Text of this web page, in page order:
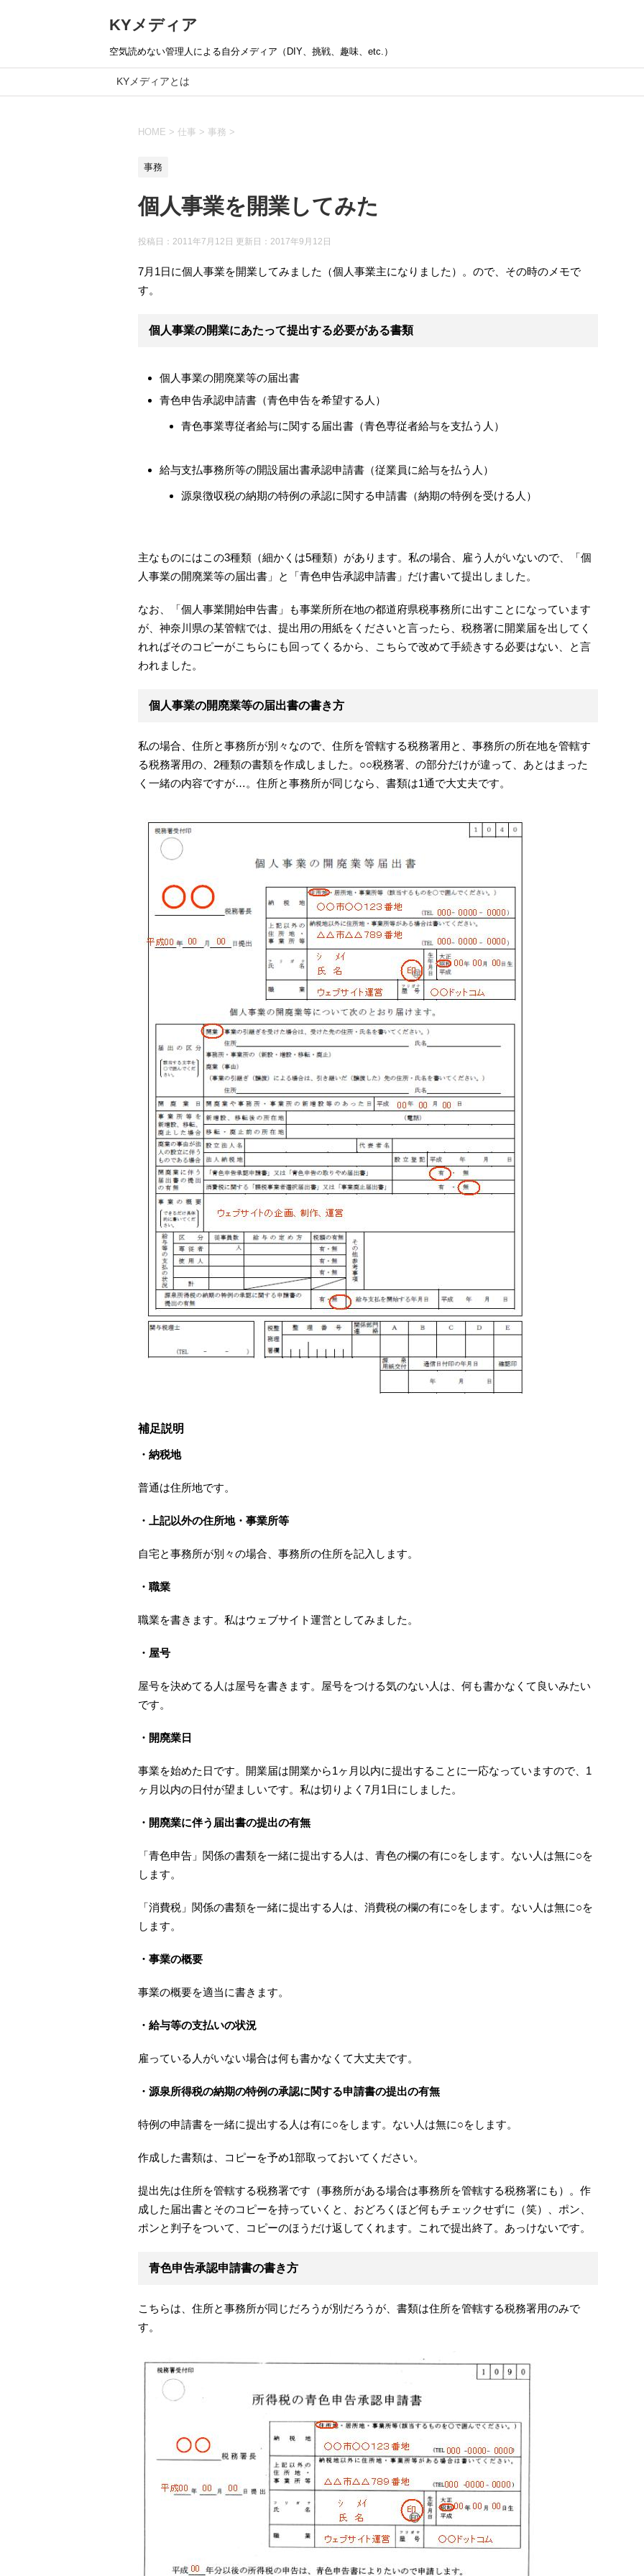
KYメディア
空気読めない管理人による自分メディア（DIY、挑戦、趣味、etc.）
KYメディアとは
HOME > 仕事 > 事務 >
事務
個人事業を開業してみた
投稿日：2011年7月12日 更新日： 2017年9月12日
7月1日に個人事業を開業してみました（個人事業主になりました）。ので、その時のメモで
す。
個人事業の開業にあたって提出する必要がある書類
個人事業の開廃業等の届出書
青色申告承認申請書（青色申告を希望する人）
青色事業専従者給与に関する届出書（青色専従者給与を支払う人）
給与支払事務所等の開設届出書承認申請書（従業員に給与を払う人）
源泉徴収税の納期の特例の承認に関する申請書（納期の特例を受ける人）
主なものにはこの3種類（細かくは5種類）があります。私の場合、雇う人がいないので、「個
人事業の開廃業等の届出書」と「青色申告承認申請書」だけ書いて提出しました。
なお、「個人事業開始申告書」も事業所所在地の都道府県税事務所に出すことになっています
が、神奈川県の某管轄では、提出用の用紙をくださいと言ったら、税務署に開業届を出してく
れればそのコピーがこちらにも回ってくるから、こちらで改めて手続きする必要はない、と言
われました。
個人事業の開廃業等の届出書の書き方
私の場合、住所と事務所が別々なので、住所を管轄する税務署用と、事務所の所在地を管轄す
る税務署用の、2種類の書類を作成しました。○○税務署、の部分だけが違って、あとはまった
く一緒の内容ですが…。住所と事務所が同じなら、書類は1通で大丈夫です。
補足説明
・納税地
普通は住所地です。
・上記以外の住所地・事業所等
自宅と事務所が別々の場合、事務所の住所を記入します。
・職業
職業を書きます。私はウェブサイト運営としてみました。
・屋号
屋号を決めてる人は屋号を書きます。屋号をつける気のない人は、何も書かなくて良いみたい
です。
・開廃業日
事業を始めた日です。開業届は開業から1ヶ月以内に提出することに一応なっていますので、1
ヶ月以内の日付が望ましいです。私は切りよく7月1日にしました。
・開廃業に伴う届出書の提出の有無
「青色申告」関係の書類を一緒に提出する人は、青色の欄の有に○をします。ない人は無に○を
します。
「消費税」関係の書類を一緒に提出する人は、消費税の欄の有に○をします。ない人は無に○を
します。
・事業の概要
事業の概要を適当に書きます。
・給与等の支払いの状況
雇っている人がいない場合は何も書かなくて大丈夫です。
・源泉所得税の納期の特例の承認に関する申請書の提出の有無
特例の申請書を一緒に提出する人は有に○をします。ない人は無に○をします。
作成した書類は、コピーを予め1部取っておいてください。
提出先は住所を管轄する税務署です（事務所がある場合は事務所を管轄する税務署にも）。作
成した届出書とそのコピーを持っていくと、おどろくほど何もチェックせずに（笑）、ポン、
ポンと判子をついて、コピーのほうだけ返してくれます。これで提出終了。あっけないです。
青色申告承認申請書の書き方
こちらは、住所と事務所が同じだろうが別だろうが、書類は住所を管轄する税務署用のみで
す。